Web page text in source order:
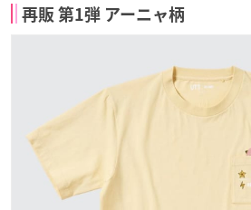
再販 第1弾 アーニャ柄